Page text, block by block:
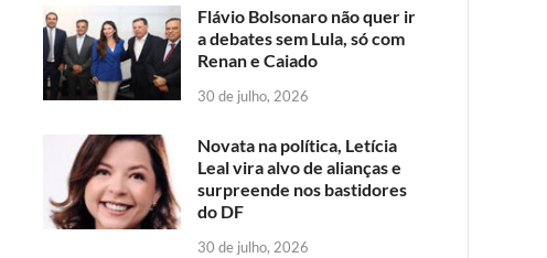
Flávio Bolsonaro não quer ir
a debates sem Lula, só com
Renan e Caiado
30 de julho, 2026
Novata na política, Letícia
Leal vira alvo de alianças e
surpreende nos bastidores
do DF
30 de julho, 2026